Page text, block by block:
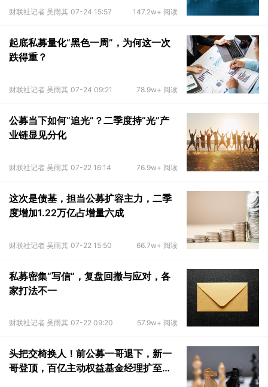
财联社记者 吴雨其 07-24 15:57 147.2w+ 阅读
起底私募量化“黑色一周”，为何这一次
跌得重？
财联社记者 吴雨其 07-24 09:21 78.9w+ 阅读
公募当下如何“追光”？二季度持“光”产
业链显见分化
财联社记者 吴雨其 07-22 16:14 76.9w+ 阅读
这次是债基，担当公募扩容主力，二季
度增加1.22万亿占增量六成
财联社记者 吴雨其 07-22 15:50 66.7w+ 阅读
私募密集“写信”，复盘回撤与应对，各
家打法不一
财联社记者 吴雨其 07-22 09:20 57.9w+ 阅读
头把交椅换人！前公募一哥退下，新一
哥登顶，百亿主动权益基金经理扩至